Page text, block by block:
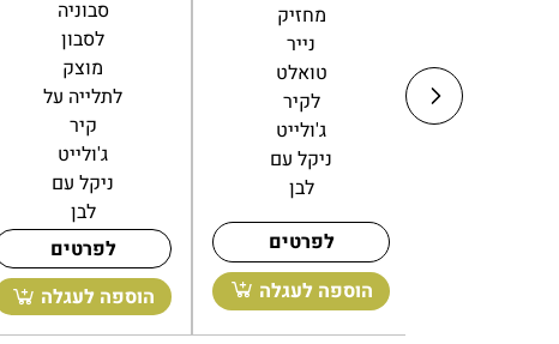
דיספנסר
ג'ולייט
ניקל לבן
לפרטים
הוספה לעגלה
מחזיק
נייר
טואלט
לקיר
ג'ולייט
ניקל עם
לבן
לפרטים
הוספה לעגלה